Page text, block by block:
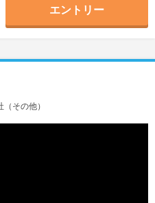
エントリー
その他）